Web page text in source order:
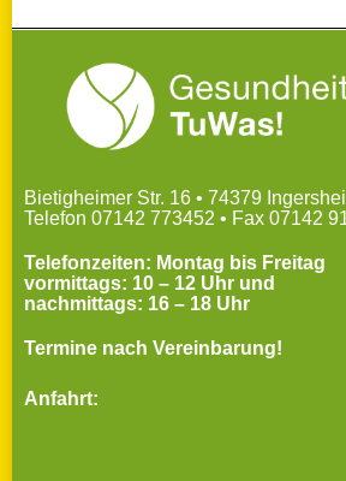
Bietigheimer Str. 16 • 74379
Telefon 07142 773452 • Fax 07142
Telefonzeiten: Montag bis Freitag
vormittags: 10 – 12 Uhr und
nachmittags: 16 – 18 Uhr
Termine nach Vereinbarung!
Anfahrt: